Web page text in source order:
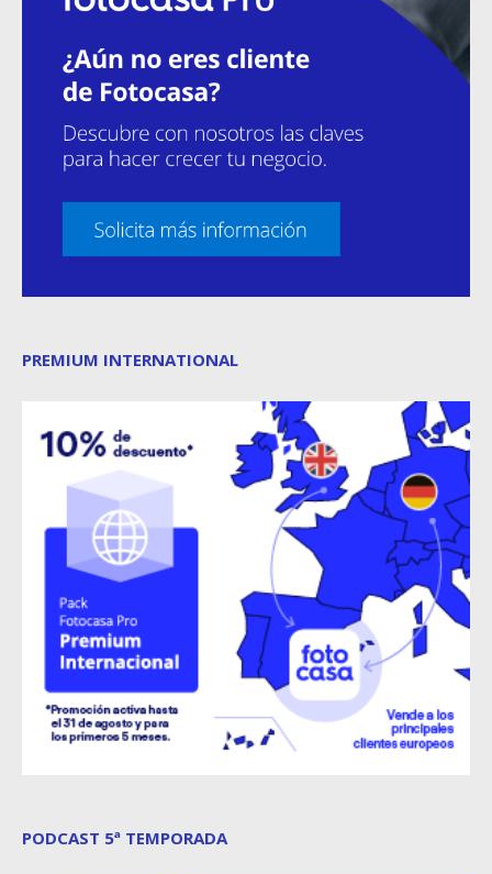
PREMIUM INTERNATIONAL
PODCAST 5ª TEMPORADA